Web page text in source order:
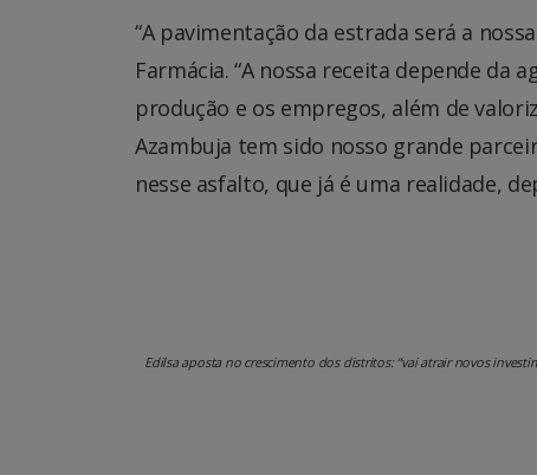
“A pavimentação da estrada será a
Farmácia. “A nossa receita depende
produção e os empregos, além de
Azambuja tem sido nosso grande
nesse asfalto, que já é uma realidade,
Edilsa aposta no crescimento dos distritos: “vai atrair novos